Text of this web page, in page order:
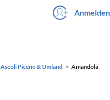
Anmelden
Ascoli Piceno & Umland Amandola